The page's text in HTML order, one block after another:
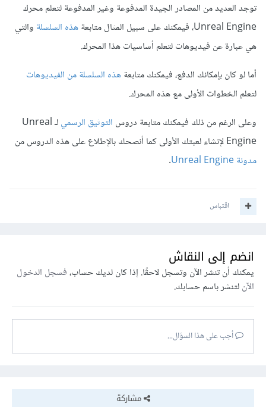
توجد العديد من المصادر الجيدة المدفوعة وغير المدفوعة لتعلم محرك
Unreal Engine، فيمكنك على سبيل المثال متابعة
هذه السلسلةوالتي
هي عبارة عن فيديوهات لتعلم أساسيات هذا المحرك.
أما لو كان بإمكانك الدفع، فيمكنك متابعةهذه السلسلة من الفيديوهات
لتعلم الخطوات الأولى مع هذه المحرك.
وعلى الرغم من ذلك فيمكنك متابعة دروس التوثيق الرسمي لـ Unreal
Engine لإنشاء لعبتك الأولى كما أنصحك بالإطلاع على هذه الدروس من
مدونة Unreal Engine
.
اقتباس
انضم إلى النقاش
يمكنك أن تنشر الآن وتسجل لاحقًا. إذا كان لديك حساب،فسجل الدخول
الآنلتنشر باسم حسابك.
أجب على هذا السؤال...
مشاركة